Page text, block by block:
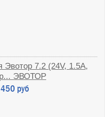
Эвотор 7.2 (24V, 1.5A,
ЭВОТОР
руб